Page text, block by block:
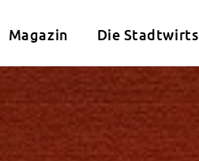
Magazin Die